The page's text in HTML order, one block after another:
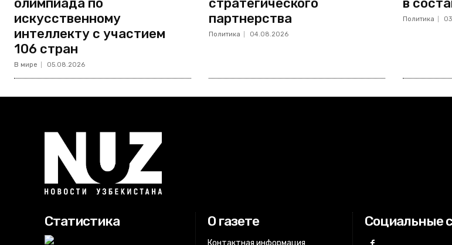
олимпиада по
искусственному
интеллекту с участием
106 стран
В мире 05.08.2026
стратегического
партнерства
Политика 04.08.2026
в
Политика
Статистика О газете Социальные